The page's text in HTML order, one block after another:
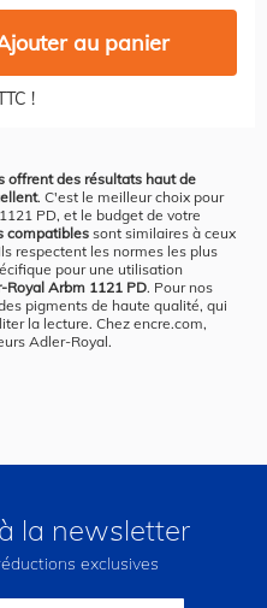
au panier
!
offrent des résultats haut de
. C'est le meilleur choix pour
PD, et le budget de votre
compatibles sont similaires à ceux
respectent les normes les plus
pour une utilisation
Arbm 1121 PD. Pour nos
pigments de haute qualité, qui
la lecture. Chez encre.com,
Adler-Royal.
la newsletter
exclusives